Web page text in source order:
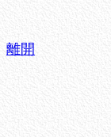
離開